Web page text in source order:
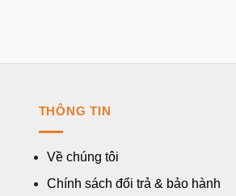
THÔNG TIN
Về chúng tôi
Chính sách đổi trả & bảo hành